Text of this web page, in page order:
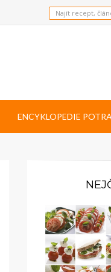
ENCYKLOPEDIE